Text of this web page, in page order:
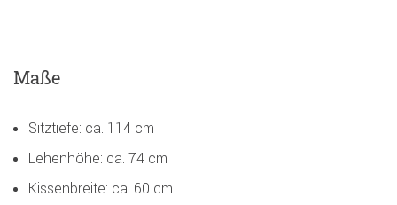
Maße
Sitztiefe: ca. 114 cm
Lehenhöhe: ca. 74 cm
Kissenbreite: ca. 60 cm